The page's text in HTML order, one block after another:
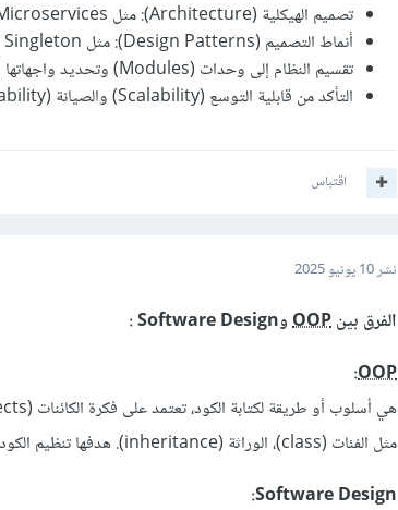
تصميم الهيكلية (Architecture): مثل Microservices أو Monolith.
أنماط التصميم (Design Patterns): مثل Singleton أو Factory.
تقسيم النظام إلى وحدات (Modules) وتحديد واجهاتها (Interfaces).
التأكد من قابلية التوسع (Scalability) والصيانة (Maintainability).
اقتباس
نشر10 يونيو 2025
الفرق بينOOPوSoftware Design :
OOP
:
مثل الفئات (class)، الوراثة (inheritance). هدفها تنظيم الكود بشكل أوضح وأسهل للتعديل.
Software Design: